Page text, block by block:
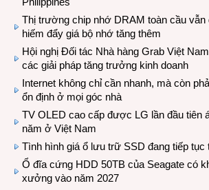
Thị trường chip nhớ DRAM toàn cầu vẫn
hiếm đẩy giá bộ nhớ tăng thêm
Hội nghị Đối tác Nhà hàng Grab Việt
các giải pháp tăng trưởng kinh doanh
Internet không chỉ cần nhanh, mà còn
ổn định ở mọi góc nhà
TV OLED cao cấp được LG lần đầu tiên
năm ở Việt Nam
Tình hình giá ổ lưu trữ SSD đang tiếp tục
Ổ đĩa cứng HDD 50TB của Seagate có
xưởng vào năm 2027